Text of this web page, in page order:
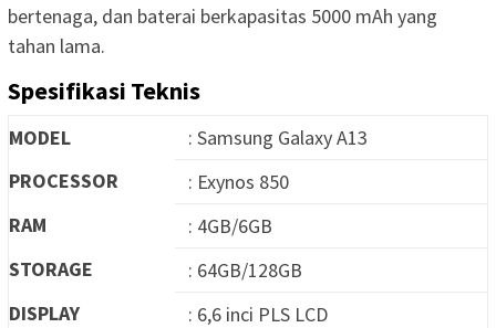
bertenaga, dan baterai berkapasitas 5000 mAh yang
tahan lama.
Spesifikasi Teknis
MODEL
: Samsung Galaxy A13
PROCESSOR
: Exynos 850
RAM
: 4GB/6GB
STORAGE
: 64GB/128GB
DISPLAY
: 6,6 inci PLS LCD